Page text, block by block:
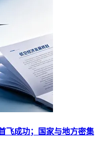
飞成功；国家与地方密集